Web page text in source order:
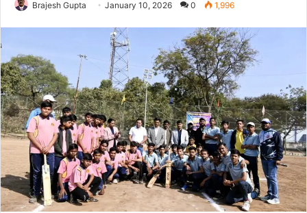
Brajesh Gupta January 10, 2026 0 1,996